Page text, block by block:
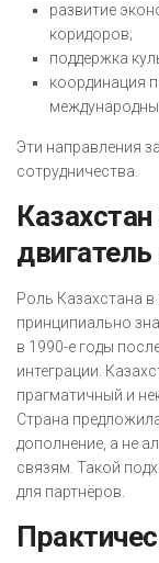
развитие
коридоров;
поддержка
координация
Эти направления
сотрудничества.
двигатель
Роль Казахстана
принципиально
в 1990-е годы
интеграции.
прагматичный и
Страна
дополнение, а не
связям. Такой
для партнёров.